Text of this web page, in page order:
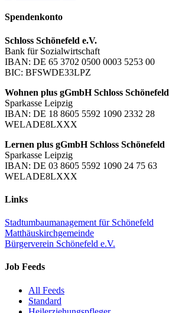
Spendenkonto
Schloss Schönefeld e.V.
Bank für Sozialwirtschaft
IBAN: DE 65 3702 0500 0003 5253 00
BIC: BFSWDE33LPZ
Wohnen plus gGmbH Schloss Schönefeld
Sparkasse Leipzig
IBAN: DE 18 8605 5592 1090 2332 28
WELADE8LXXX
Lernen plus gGmbH Schloss Schönefeld
Sparkasse Leipzig
IBAN: DE 03 8605 5592 1090 24 75 63
WELADE8LXXX
Links
Stadtumbaumanagement für Schönefeld
Matthäuskirchgemeinde
Bürgerverein Schönefeld e.V.
Job Feeds
All Feeds
Standard